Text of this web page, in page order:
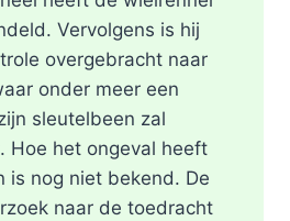
Vervolgens is hij
overgebracht naar
onder meer een
sleutelbeen zal
Hoe het ongeval heeft
is nog niet bekend. De
naar de toedracht